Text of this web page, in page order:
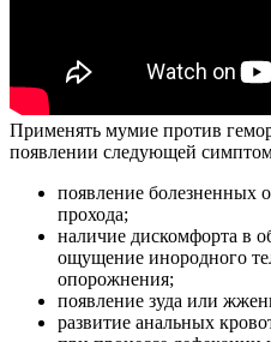
Применять мумие против
появлении следующей
появление болезненных
прохода;
наличие дискомфорта в
ощущение инородного
опорожнения;
появление зуда или
развитие анальных